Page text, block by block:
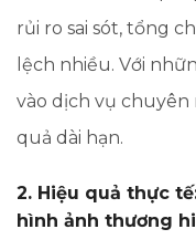
rủi ro sai sót, tổng
lệch nhiều. Với
vào dịch vụ
quả dài hạn.
2. Hiệu quả thực
hình ảnh thương